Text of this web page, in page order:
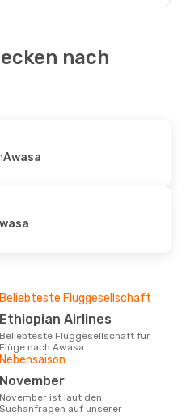
nach
Awasa
Beliebteste Fluggesellschaft
Ethiopian Airlines
Beliebteste Fluggesellschaft für
Flüge nach Awasa
Nebensaison
November
November ist laut den
Suchanfragen auf unserer